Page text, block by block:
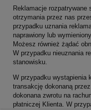
Reklamacje rozpatrywane
otrzymania przez nas
przypadku uznania
naprawiony lub
Możesz również żądać
W przypadku nieuznania
stanowisku.
W przypadku wystąpienia
transakcję dokonaną
dokonana zwrotu na
płatniczej Klienta. W